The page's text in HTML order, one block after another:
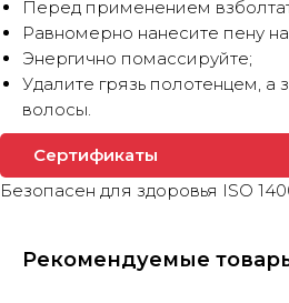
Перед применением
Равномерно нанесите пену
Энергично помассируйте;
Удалите грязь полотенцем, а
волосы.
Сертификаты
Безопасен для здоровья ISO
Рекомендуемые